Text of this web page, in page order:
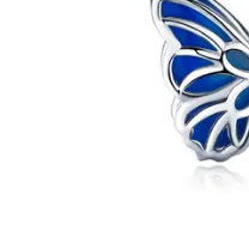
Bijuterii argint placat cu aur
Bijuterii argint cu diverse
Bijuterii argint cu murano
Bijuterii gotice si rock
Bijuterii Handmade
Casete si cutii de bijuterii